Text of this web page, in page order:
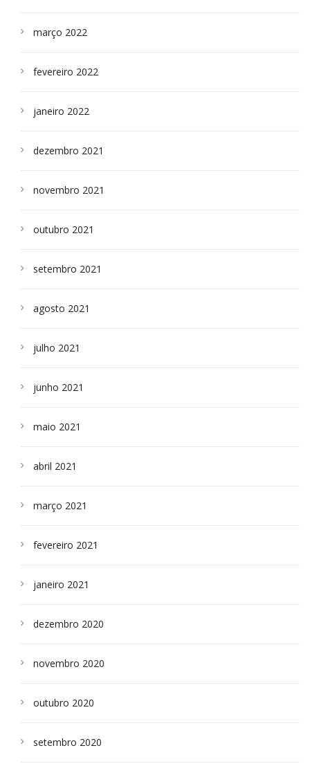
março 2022
fevereiro 2022
janeiro 2022
dezembro 2021
novembro 2021
outubro 2021
setembro 2021
agosto 2021
julho 2021
junho 2021
maio 2021
abril 2021
março 2021
fevereiro 2021
janeiro 2021
dezembro 2020
novembro 2020
outubro 2020
setembro 2020